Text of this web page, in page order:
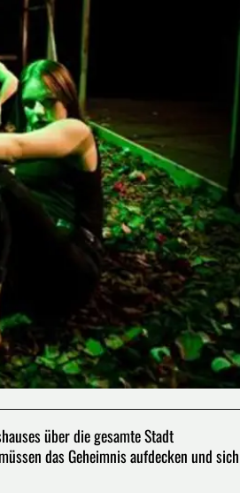
über die gesamte Stadt
das Geheimnis aufdecken und sich